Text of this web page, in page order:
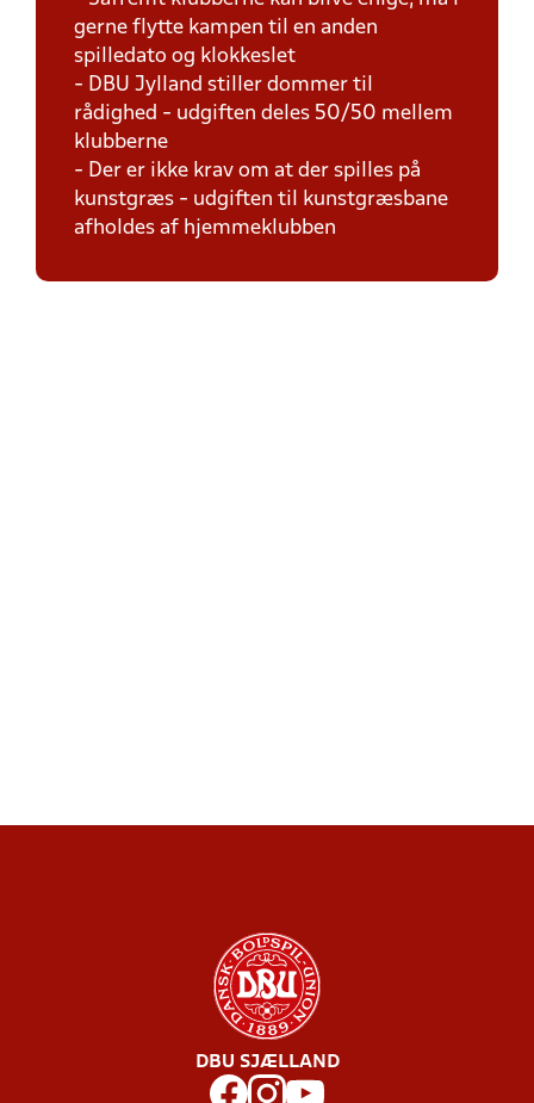
gerne flytte kampen til en anden
spilledato og klokkeslet
- DBU Jylland stiller dommer til
rådighed - udgiften deles 50/50 mellem
klubberne
- Der er ikke krav om at der spilles på
kunstgræs - udgiften til kunstgræsbane
afholdes af hjemmeklubben
DBU SJÆLLAND